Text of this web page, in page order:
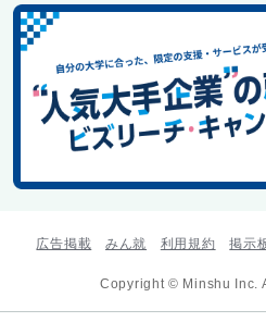
広告掲載 みん就 利用規約 掲示
Copyright © Minshu Inc.